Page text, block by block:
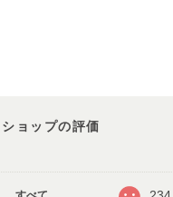
ショップの評価